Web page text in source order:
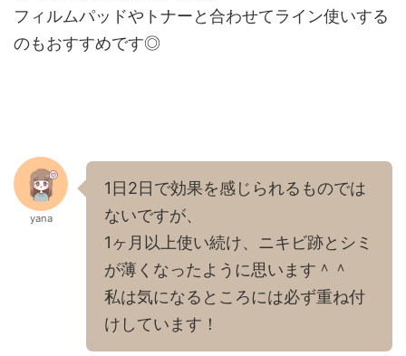
フィルムパッドやトナーと合わせてライン使いする
のもおすすめです◎
yana
1日2日で効果を感じられるものでは
ないですが、
1ヶ月以上使い続け、ニキビ跡とシミ
が薄くなったように思います＾＾
私は気になるところには必ず重ね付
けしています！